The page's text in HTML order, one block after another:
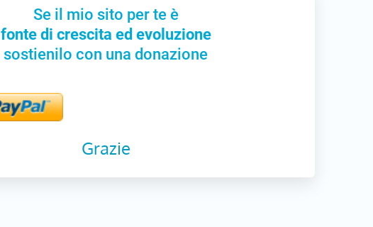
Se il mio sito per te è
fonte di crescita ed evoluzione
sostienilo con una donazione
Grazie